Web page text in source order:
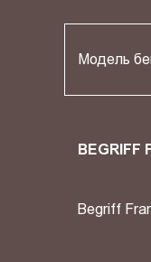
Модель
Begriff